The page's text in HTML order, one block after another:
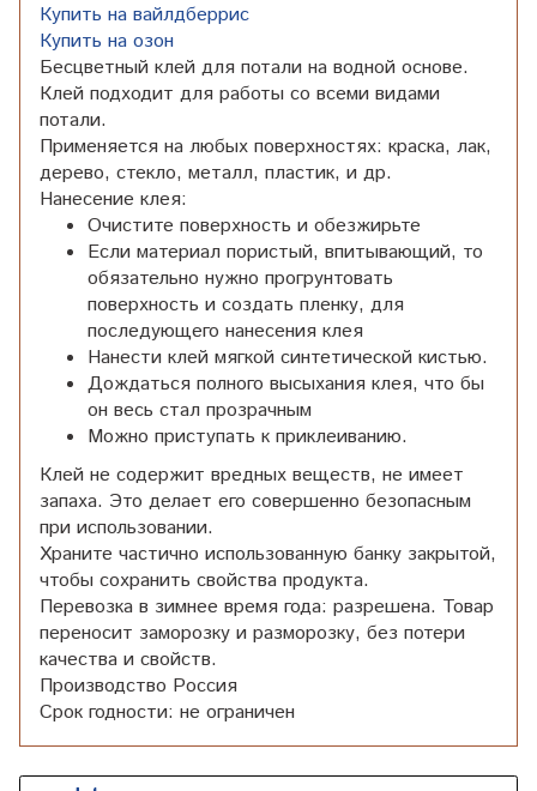
Купить на вайлдберрис
Купить на озон
Бесцветный клей для потали на водной основе.
Клей подходит для работы со всеми видами
потали.
Применяется на любых поверхностях: краска, лак,
дерево, стекло, металл, пластик, и др.
Нанесение клея:
Очистите поверхность и обезжирьте
Если материал пористый, впитывающий, то
обязательно нужно прогрунтовать
поверхность и создать пленку, для
последующего нанесения клея
Нанести клей мягкой синтетической кистью.
Дождаться полного высыхания клея, что бы
он весь стал прозрачным
Можно приступать к приклеиванию.
Клей не содержит вредных веществ, не имеет
запаха. Это делает его совершенно безопасным
при использовании.
Храните частично использованную банку закрытой,
чтобы сохранить свойства продукта.
Перевозка в зимнее время года: разрешена. Товар
переносит заморозку и разморозку, без потери
качества и свойств.
Производство Россия
Срок годности: не ограничен